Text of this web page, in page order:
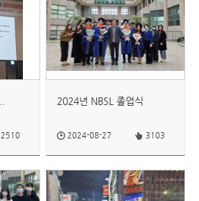
2510
2024년 NBSL 졸업식
2024-08-27 3103